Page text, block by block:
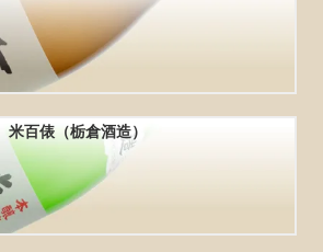
米百俵（栃倉酒造）